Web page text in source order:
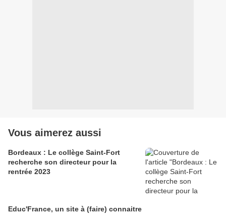
Vous aimerez aussi
Bordeaux : Le collège Saint-Fort
recherche son directeur pour la
rentrée 2023
Educ'France, un site à (faire) connaitre